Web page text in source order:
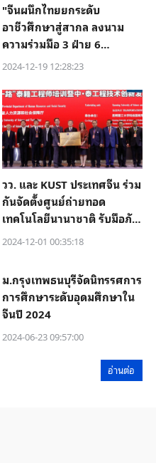
"จีนผนึกไทยยกระดับ
อาชีวศึกษาสู่สากล ลงนาม
ความร่วมมือ 3 ฝ่าย 6
สถาบัน"
2024-12-19 12:28:23
วว. และ KUST ประเทศจีน ร่วม
กันจัดตั้งศูนย์ถ่ายทอด
เทคโนโลยีนานาชาติ รับมือภัย
พิบัติและเหตุฉุกเฉิน
2024-12-01 00:35:18
ม.กรุงเทพธนบุรีจัดนิทรรศการ
การศึกษาระดับอุดมศึกษาใน
จีนปี 2024
2024-06-23 09:57:00
อ่านต่อ